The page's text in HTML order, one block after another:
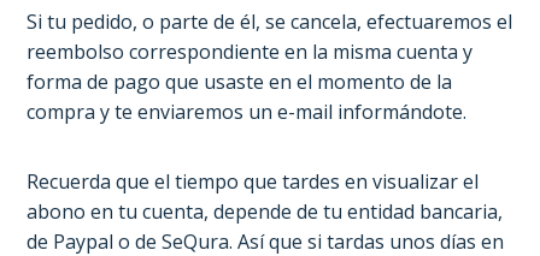
Si tu pedido, o parte de él, se cancela, efectuaremos el
reembolso correspondiente en la misma cuenta y
forma de pago que usaste en el momento de la
compra y te enviaremos un e-mail informándote.
Recuerda que el tiempo que tardes en visualizar el
abono en tu cuenta, depende de tu entidad bancaria,
de Paypal o de SeQura. Así que si tardas unos días en